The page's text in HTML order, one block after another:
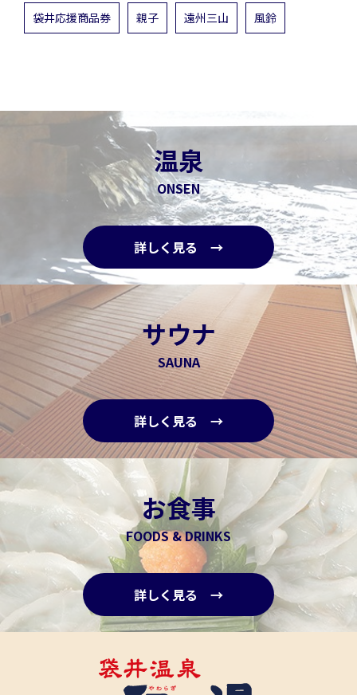
袋井応援商品券 親子 遠州三山 風鈴
温泉
ONSEN
詳しく見る →
サウナ
SAUNA
詳しく見る →
お食事
FOODS & DRINKS
詳しく見る →